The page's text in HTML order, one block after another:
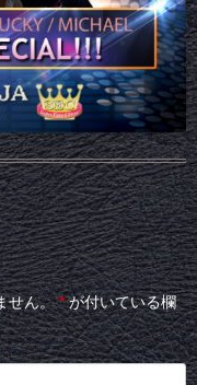
せん。 *が付いている欄